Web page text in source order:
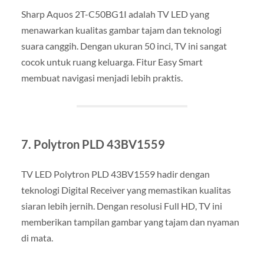
Sharp Aquos 2T-C50BG1I adalah TV LED yang
menawarkan kualitas gambar tajam dan teknologi
suara canggih. Dengan ukuran 50 inci, TV ini sangat
cocok untuk ruang keluarga. Fitur Easy Smart
membuat navigasi menjadi lebih praktis.
7. Polytron PLD 43BV1559
TV LED Polytron PLD 43BV1559 hadir dengan
teknologi Digital Receiver yang memastikan kualitas
siaran lebih jernih. Dengan resolusi Full HD, TV ini
memberikan tampilan gambar yang tajam dan nyaman
di mata.